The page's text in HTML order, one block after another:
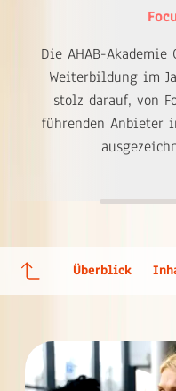
Die AHAB-
Weiterbildung im
stolz darauf, von
führenden Anbieter
Überblick